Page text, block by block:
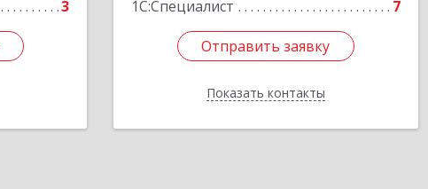
3
1С:Специалист
7
Отправить заявку
Показать контакты
Отправить заявку
Назад